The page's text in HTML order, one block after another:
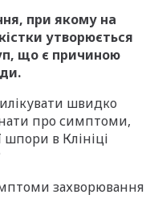
при якому на
утворюється
що є причиною
швидко
про симптоми,
шпори в Клініці
захворювання